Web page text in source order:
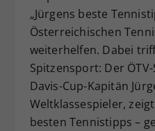
„Jürgens beste
Österreichischen
weiterhelfen. Dabei
Spitzensport: Der
Davis-Cup-Kapitän
Weltklassespieler,
besten Tennistipps –
Zweck
Dieser
zufällig
historische
Webseiten-
hat.